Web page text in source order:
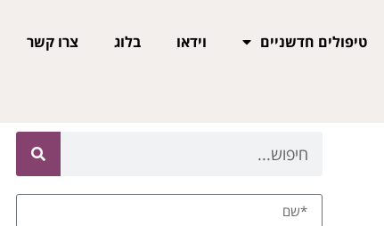
טיפולים חדשניים וידאו בלוג צרו קשר